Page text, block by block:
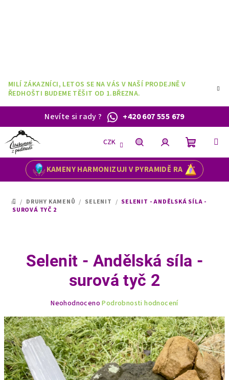
MILÍ ZÁKAZNÍCI, LETOS SE NA VÁS V NAŠÍ PRODEJNĚ V
ŘEDHOŠTI BUDEME TĚŠIT OD 1.BŘEZNA.
Nevíte si rady? +420 607 555 679
KAMENY HARMONIZUJI V PYRAMIDĚ RA
CZK
HledatPřihlášeníNákupní
DOMŮ
/ DRUHY KAMENŮ / SELENIT / SELENIT - ANDĚLSKÁ SÍLA -
SUROVÁ TYČ 2
Selenit - Andělská síla -
surová tyč 2
produktu
je
0,0
z
5
hvězdiček.
Neohodnoceno Podrobnosti hodnocení